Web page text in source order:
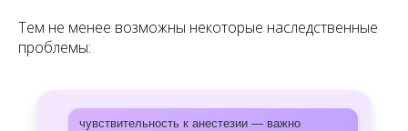
Тем не менее возможны некоторые наследственные
проблемы:
чувствительность к анестезии — важно